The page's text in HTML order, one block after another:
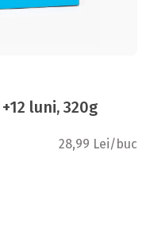
luni, 320g
28,99 Lei/buc